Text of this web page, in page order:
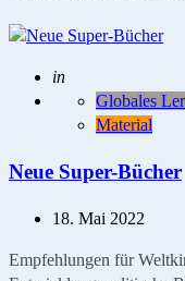
Geschrieben
in
Globales
Material
Neue Super-Bücher
18. Mai 2022
Empfehlungen für